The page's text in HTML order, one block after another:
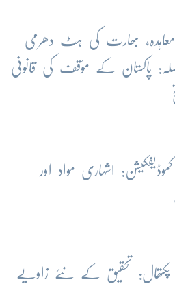
بھارت کی ہٹ دھرمی
پاکستان کے مؤقف کی قانونی
کموڈیفکیشن: اشہاری مواد اور
پکتھال: تحقیق کے نئے زاویے